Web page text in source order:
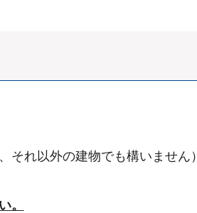
れ以外の建物でも構いません）
。